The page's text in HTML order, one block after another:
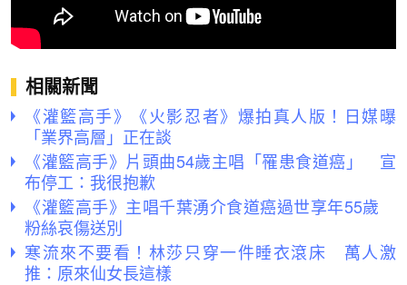
相關新聞
《灌籃高手》《火影忍者》爆拍真人版！日媒曝
「業界高層」正在談
《灌籃高手》片頭曲54歲主唱「罹患食道癌」 宣
布停工：我很抱歉
《灌籃高手》主唱千葉湧介食道癌過世享年55歲
粉絲哀傷送別
寒流來不要看！林莎只穿一件睡衣滾床 萬人激
推：原來仙女長這樣